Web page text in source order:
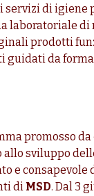
di igiene
laboratoriale
prodotti
da
promosso
allo sviluppo
e consapevole
di MSD. Dal 3